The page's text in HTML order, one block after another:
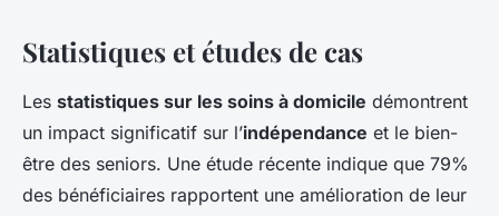
Statistiques et études de cas
Les statistiques sur les soins à domicile démontrent
un impact significatif sur l’indépendance et le bien-
être des seniors. Une étude récente indique que 79%
des bénéficiaires rapportent une amélioration de leur